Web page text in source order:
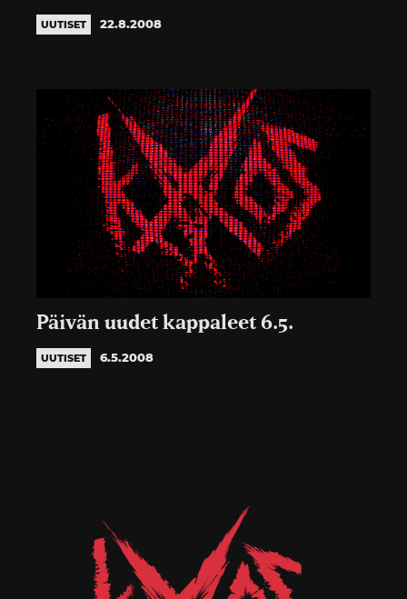
UUTISET 22.8.2008
Päivän uudet kappaleet 6.5.
UUTISET 6.5.2008